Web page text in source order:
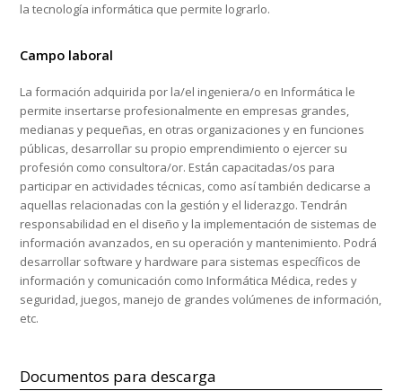
la tecnología informática que permite lograrlo.
Campo laboral
La formación adquirida por la/el ingeniera/o en Informática le
permite insertarse profesionalmente en empresas grandes,
medianas y pequeñas, en otras organizaciones y en funciones
públicas, desarrollar su propio emprendimiento o ejercer su
profesión como consultora/or. Están capacitadas/os para
participar en actividades técnicas, como así también dedicarse a
aquellas relacionadas con la gestión y el liderazgo. Tendrán
responsabilidad en el diseño y la implementación de sistemas de
información avanzados, en su operación y mantenimiento. Podrá
desarrollar software y hardware para sistemas específicos de
información y comunicación como Informática Médica, redes y
seguridad, juegos, manejo de grandes volúmenes de información,
etc.
Documentos para descarga